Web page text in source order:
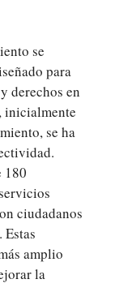
se
para
derechos en
inicialmente
se ha
180
ciudadanos
amplio
la